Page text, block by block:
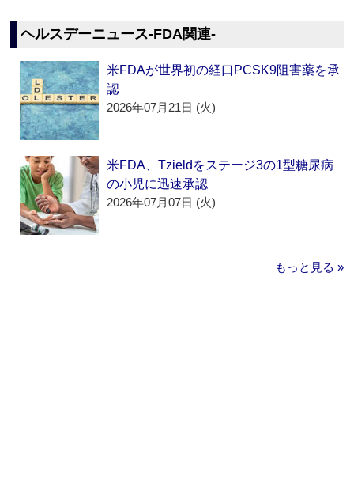
ヘルスデーニュース‐FDA関連‐
米FDAが世界初の経口PCSK9阻害薬を承
認
2026年07月21日 (火)
米FDA、Tzieldをステージ3の1型糖尿病
の小児に迅速承認
2026年07月07日 (火)
もっと見る »